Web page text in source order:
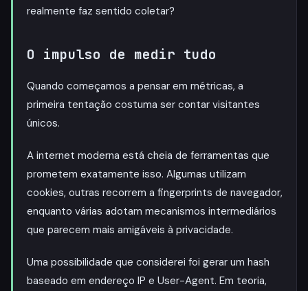
realmente faz sentido coletar?
O impulso de medir tudo
Quando começamos a pensar em métricas, a
primeira tentação costuma ser contar visitantes
únicos.
A internet moderna está cheia de ferramentas que
prometem exatamente isso. Algumas utilizam
cookies, outras recorrem a fingerprints de navegador,
enquanto várias adotam mecanismos intermediários
que parecem mais amigáveis à privacidade.
Uma possibilidade que considerei foi gerar um hash
baseado em endereço IP e User-Agent. Em teoria,